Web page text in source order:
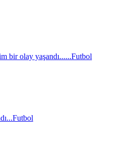
bir olay yaşandı......Futbol
Futbol